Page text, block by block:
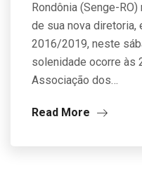
Rondônia (Senge-
de sua nova diretoria,
2016/2019, neste
solenidade ocorre às
Associação dos…
Read More